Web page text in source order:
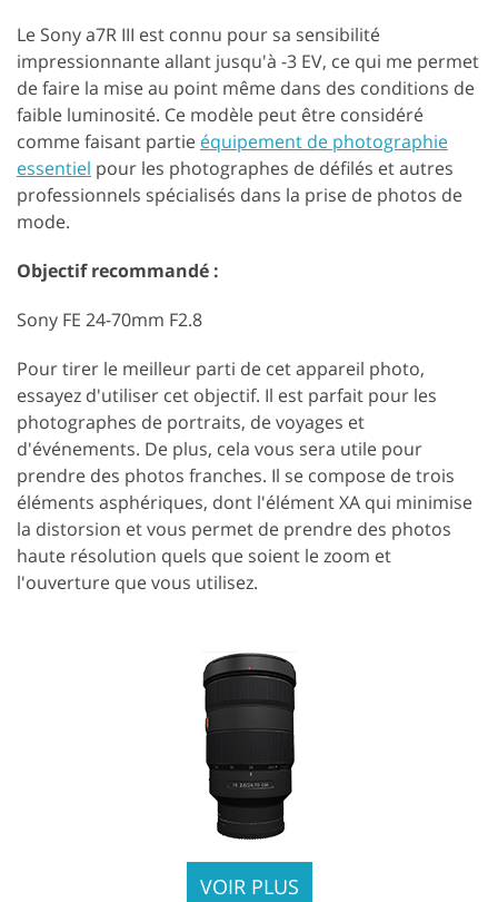
Le Sony a7R III est connu pour sa sensibilité
impressionnante allant jusqu'à -3 EV, ce qui me permet
de faire la mise au point même dans des conditions de
faible luminosité. Ce modèle peut être considéré
comme faisant partie équipement de photographie
essentiel pour les photographes de défilés et autres
professionnels spécialisés dans la prise de photos de
mode.
Objectif recommandé :
Sony FE 24-70mm F2.8
Pour tirer le meilleur parti de cet appareil photo,
essayez d'utiliser cet objectif. Il est parfait pour les
photographes de portraits, de voyages et
d'événements. De plus, cela vous sera utile pour
prendre des photos franches. Il se compose de trois
éléments asphériques, dont l'élément XA qui minimise
la distorsion et vous permet de prendre des photos
haute résolution quels que soient le zoom et
l'ouverture que vous utilisez.
VOIR PLUS